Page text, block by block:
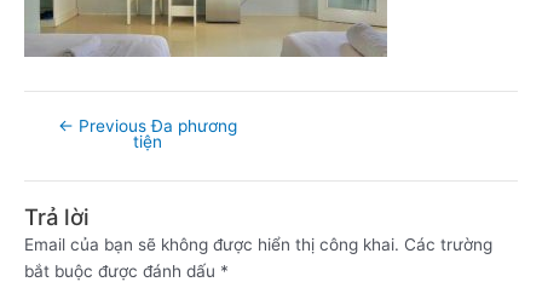
← Previous Đa phương
tiện
Trả lời
Email của bạn sẽ không được hiển thị công khai. Các trường
bắt buộc được đánh dấu *